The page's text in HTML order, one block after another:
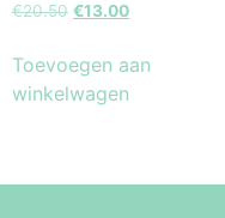
€20.50 €13.00
Toevoegen aan
winkelwagen